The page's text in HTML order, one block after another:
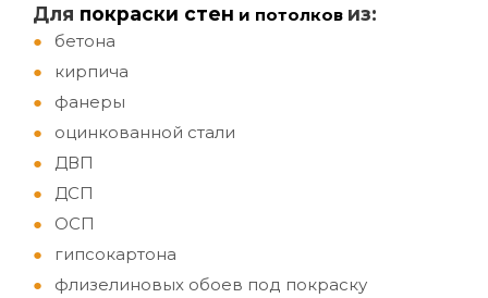
Для покраски стен и потолков из:
бетона
кирпича
фанеры
оцинкованной стали
ДВП
ДСП
ОСП
гипсокартона
флизелиновых обоев под покраску